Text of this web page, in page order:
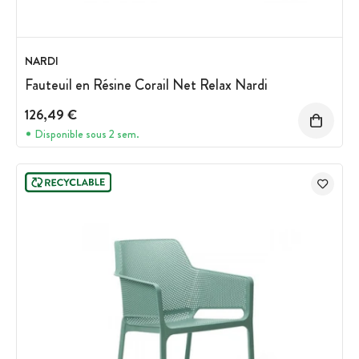
NARDI
Fauteuil en Résine Corail Net Relax Nardi
126,49 €
Disponible sous 2 sem.